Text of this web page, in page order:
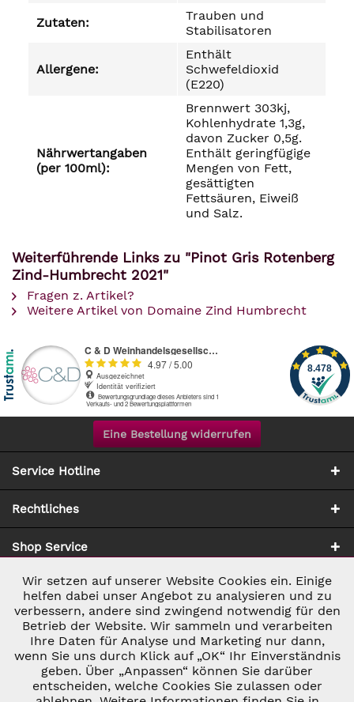
Zutaten:
Trauben und
Stabilisatoren
Allergene:
Enthält
Schwefeldioxid
(E220)
Nährwertangaben
(per 100ml):
Brennwert 303kj,
Kohlenhydrate 1,3g,
davon Zucker 0,5g.
Enthält geringfügige
Mengen von Fett,
gesättigten
Fettsäuren, Eiweiß
und Salz.
Weiterführende Links zu "Pinot Gris Rotenberg
Zind-Humbrecht 2021"
Fragen z. Artikel?
Weitere Artikel von Domaine Zind Humbrecht
Eine Bestellung widerrufen
Service Hotline
Rechtliches
Shop Service
Zahlung & Versand
* ALLE PREISE INKL. GESETZL. UMSATZSTEUER ZZGL.
Notwendig Aktiv
Marketing Inaktiv
Tracking Inaktiv
Wir setzen auf unserer Website Cookies ein. Einige
helfen dabei unser Angebot zu analysieren und zu
verbessern, andere sind zwingend notwendig für den
Betrieb der Website. Wir sammeln und verarbeiten
Ihre Daten für Analyse und Marketing nur dann,
wenn Sie uns durch Klick auf „OK“ Ihr Einverständnis
geben. Über „Anpassen“ können Sie darüber
entscheiden, welche Cookies Sie zulassen oder